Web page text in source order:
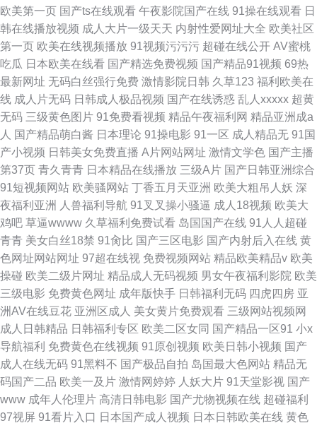
欧美第一页 国产ts在线观看 午夜影院国产在线 91操在线观看 日
韩在线播放视频 成人大片一级天天 内射性爱网址大全 欧美社区
第一页 欧美在线视频播放 91视频污污污 超碰在线公开 AV蜜桃
吃瓜 日本欧美在线看 国产精选免费视频 国产精品91视频 69热
最新网址 无码白丝强行免费 激情影院日韩 久草123 福利欧美在
线 成人片无码 日韩成人极品视频 国产在线诱惑 乱人xxxxx 超黄
无码 三级黄色图片 91免费看视频 精品午夜福利网 精品亚洲成a
人 国产精品萌白酱 日本理论 91操电影 91一区 成人精品无 91国
产小视频 日韩美女免费直播 A片网站网址 激情文学色 国产主播
第37页 青久青青 日本精品在线播放 三级A片 国产日韩亚洲综合
91短视频网站 欧美骚网站 丁香五月天亚洲 欧美大粗吊人妖 深
夜福利亚洲
人兽福利导航 91叉叉操小骚逼 成人18视频 欧美大
鸡吧 草逼wwww 久草福利免费试看 岛国国产在线 91人人超碰
青青 美女白丝18禁 91肏比 国产三区电影 国产内射后入在线 黄
色网址网站网址 97超在线视 免费视频网站 精品欧美精品v 欧美
操碰 欧美二级片网址 精品成人无码视频 男女午夜福利影院 欧美
三级电影 免费黄色网址 成年版快手 日韩福利无码 四虎四房 亚
洲AV在线豆花 亚洲区成人 美女黄片免费观看 三级网站视频网
成人日韩精品 日韩福利专区 欧美二区女同 国产精品一区91 小x
导航福利 免费黄色在线视频 91原创视频 欧美日韩小视频 国产
成人在线无码 91黑料不 国产极品自拍 岛国最大色网站 精品无
码国产二品 欧美一及片 激情网婷婷 人妖大片 91天堂影视 国产
www 成年人伦理片 高清日韩电影 国产尤物视频在线 超碰福利
97视屏 91看片入口 日本国产成人视频 日本日韩欧美在线 黄色